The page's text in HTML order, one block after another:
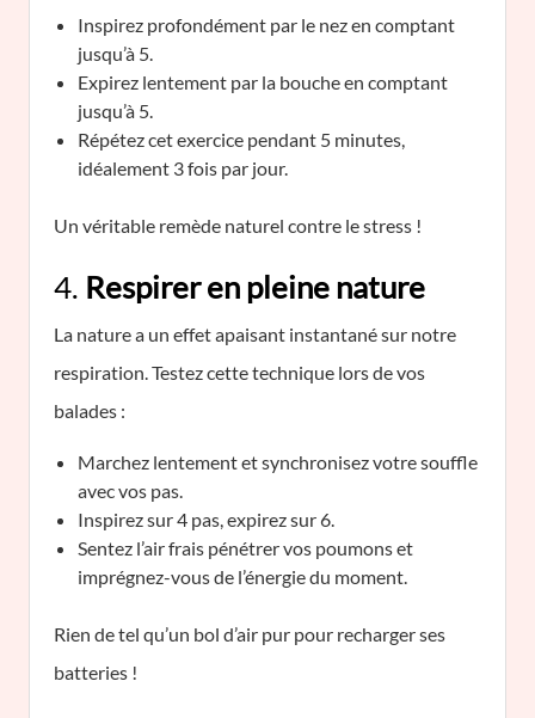
Inspirez profondément par le nez en comptant
jusqu’à 5.
Expirez lentement par la bouche en comptant
jusqu’à 5.
Répétez cet exercice pendant 5 minutes,
idéalement 3 fois par jour.
Un véritable remède naturel contre le stress !
4. Respirer en pleine nature
La nature a un effet apaisant instantané sur notre
respiration. Testez cette technique lors de vos
balades :
Marchez lentement et synchronisez votre souffle
avec vos pas.
Inspirez sur 4 pas, expirez sur 6.
Sentez l’air frais pénétrer vos poumons et
imprégnez-vous de l’énergie du moment.
Rien de tel qu’un bol d’air pur pour recharger ses
batteries !